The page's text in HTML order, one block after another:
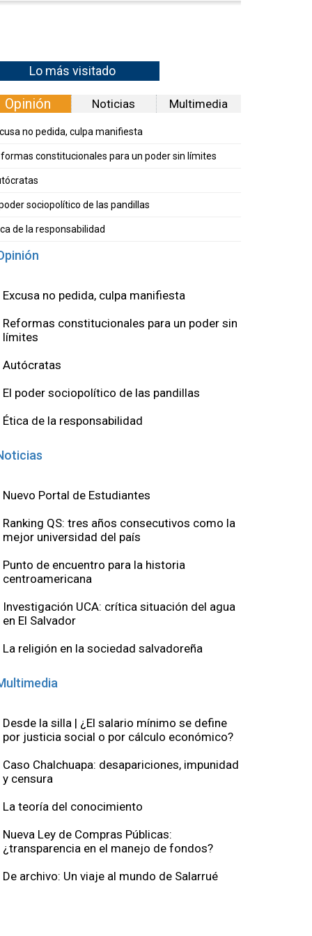
Lo más visitado
Opinión Noticias Multimedia
no pedida, culpa manifiesta
constitucionales para un poder sin límites
sociopolítico de las pandillas
de la responsabilidad
Excusa no pedida, culpa manifiesta
Reformas constitucionales para un poder sin
límites
Autócratas
El poder sociopolítico de las pandillas
Ética de la responsabilidad
Nuevo Portal de Estudiantes
Ranking QS: tres años consecutivos como la
mejor universidad del país
Punto de encuentro para la historia
centroamericana
Investigación UCA: crítica situación del agua
en El Salvador
La religión en la sociedad salvadoreña
Desde la silla | ¿El salario mínimo se define
por justicia social o por cálculo económico?
Caso Chalchuapa: desapariciones, impunidad
y censura
La teoría del conocimiento
Nueva Ley de Compras Públicas:
¿transparencia en el manejo de fondos?
De archivo: Un viaje al mundo de Salarrué